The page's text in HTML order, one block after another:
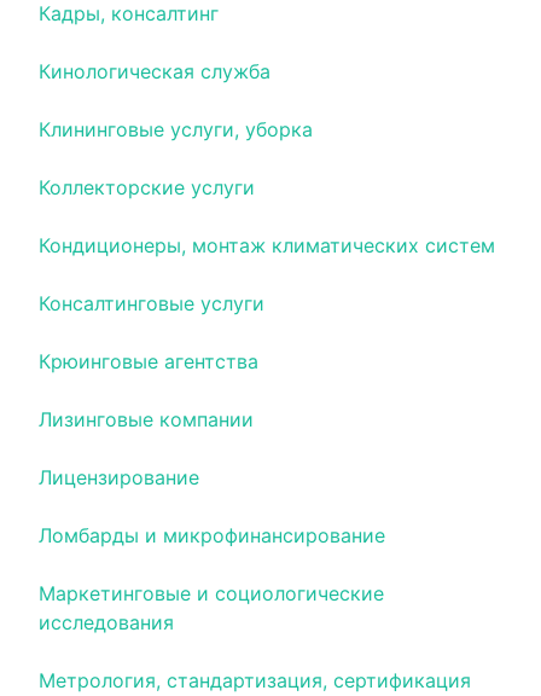
Кадры, консалтинг
Кинологическая служба
Клининговые услуги, уборка
Коллекторские услуги
Кондиционеры, монтаж климатических систем
Консалтинговые услуги
Крюинговые агентства
Лизинговые компании
Лицензирование
Ломбарды и микрофинансирование
Маркетинговые и социологические
исследования
Метрология, стандартизация, сертификация